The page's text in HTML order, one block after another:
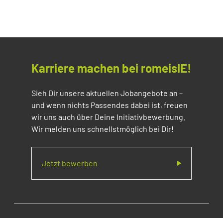
Karriere machen bei romeisIE!
Sieh Dir unsere aktuellen Jobangebote an –
und wenn nichts Passendes dabei ist, freuen
wir uns auch über Deine Initiativbewerbung.
Wir melden uns schnellstmöglich bei Dir!
Jetzt bewerben